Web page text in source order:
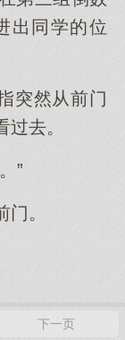
出同学的位
突然从前门
去。
”
。
下一页